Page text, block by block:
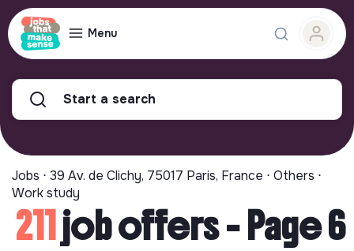
Menu
Start a search
Jobs ⋅ 39 Av. de Clichy, 75017 Paris, France ⋅ Others ⋅
Work study
211job offers - Page 6